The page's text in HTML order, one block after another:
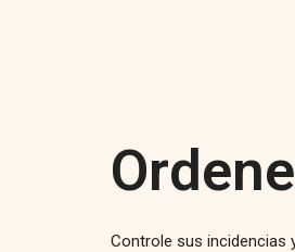
Controle sus incidencias